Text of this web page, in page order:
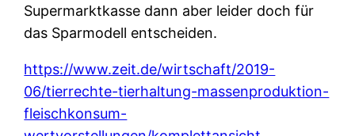
Supermarktkasse dann aber leider doch für
das Sparmodell entscheiden.
https://www.zeit.de/wirtschaft/2019-
06/tierrechte-tierhaltung-massenproduktion-
fleischkonsum-